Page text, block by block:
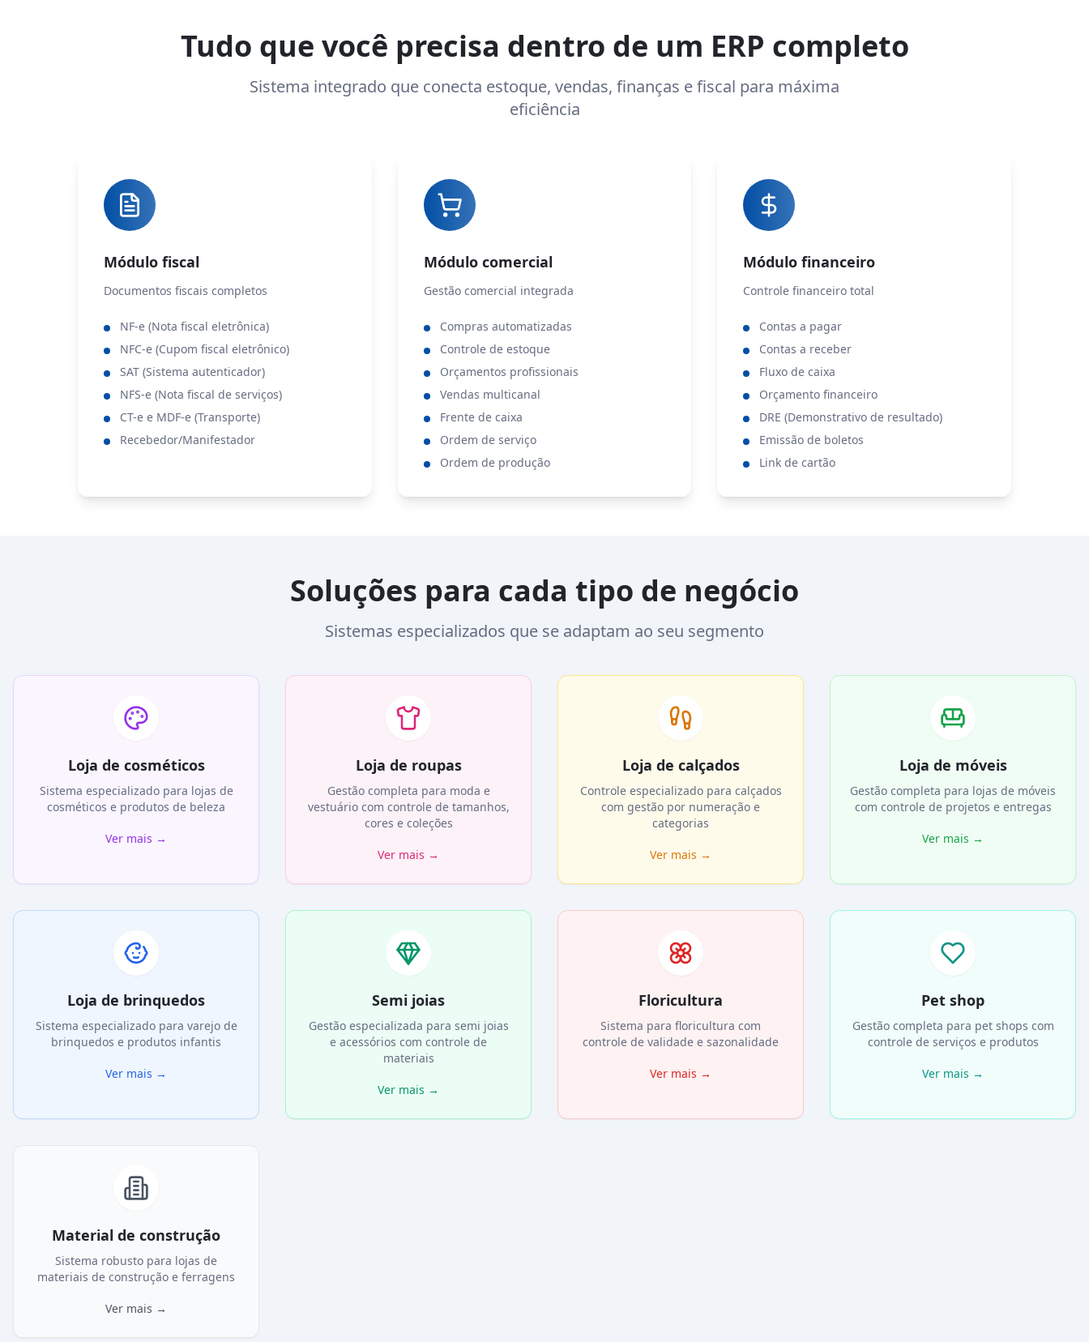
Tudo que você precisa dentro de um ERP completo
Sistema integrado que conecta estoque, vendas, finanças e fiscal para máxima
eficiência
Módulo fiscal
Documentos fiscais completos
NF-e (Nota fiscal eletrônica)
NFC-e (Cupom fiscal eletrônico)
SAT (Sistema autenticador)
NFS-e (Nota fiscal de serviços)
CT-e e MDF-e (Transporte)
Recebedor/Manifestador
Módulo comercial
Gestão comercial integrada
Compras automatizadas
Controle de estoque
Orçamentos profissionais
Vendas multicanal
Frente de caixa
Ordem de serviço
Ordem de produção
Módulo financeiro
Controle financeiro total
Contas a pagar
Contas a receber
Fluxo de caixa
Orçamento financeiro
DRE (Demonstrativo de resultado)
Emissão de boletos
Link de cartão
Soluções para cada tipo de negócio
Sistemas especializados que se adaptam ao seu segmento
Loja de cosméticos
Sistema especializado para lojas de
cosméticos e produtos de beleza
Ver mais →
Loja de roupas
Gestão completa para moda e
vestuário com controle de tamanhos,
cores e coleções
Ver mais →
Loja de calçados
Controle especializado para calçados
com gestão por numeração e
categorias
Ver mais →
Loja de móveis
Gestão completa para lojas de móveis
com controle de projetos e entregas
Ver mais →
Loja de brinquedos
Sistema especializado para varejo de
brinquedos e produtos infantis
Ver mais →
Semi joias
Gestão especializada para semi joias
e acessórios com controle de
materiais
Ver mais →
Floricultura
Sistema para floricultura com
controle de validade e sazonalidade
Ver mais →
Pet shop
Gestão completa para pet shops com
controle de serviços e produtos
Ver mais →
Material de construção
Sistema robusto para lojas de
materiais de construção e ferragens
Ver mais →